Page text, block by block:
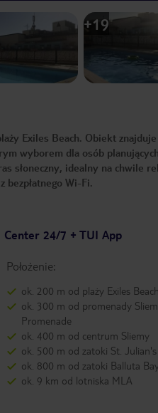
+19
Exiles Beach. Obiekt
wyborem dla osób planujących
słoneczny, idealny na chwile
bezpłatnego Wi-Fi.
Center 24/7 + TUI App
Położenie:
ok. 200 m od plaży Exiles Beach
ok. 300 m od promenady
Promenade
ok. 400 m od centrum Sliemy
ok. 500 m od zatoki St.
ok. 800 m od zatoki Balluta
ok. 9 km od lotniska MLA